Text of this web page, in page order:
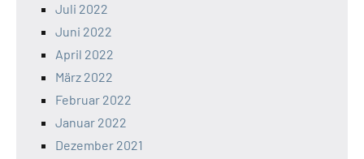
Juli 2022
Juni 2022
April 2022
März 2022
Februar 2022
Januar 2022
Dezember 2021